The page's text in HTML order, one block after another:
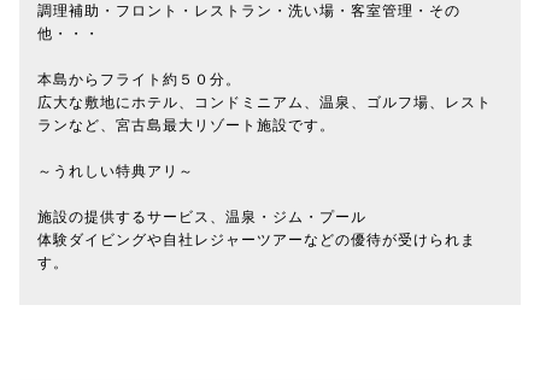
調理補助・フロント・レストラン・洗い場・客室管理・その
他・・・
本島からフライト約５０分。
広大な敷地にホテル、コンドミニアム、温泉、ゴルフ場、レスト
ランなど、宮古島最大リゾート施設です。
～うれしい特典アリ～
施設の提供するサービス、温泉・ジム・プール
体験ダイビングや自社レジャーツアーなどの優待が受けられま
す。